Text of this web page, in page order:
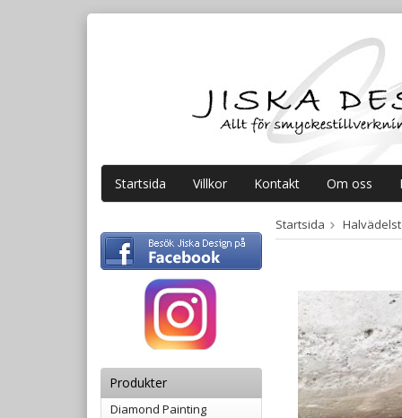
Startsida Villkor Kontakt Om oss
Produkter
Diamond Painting
Startsida